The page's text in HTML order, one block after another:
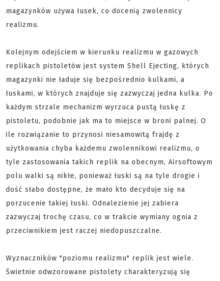
magazynków używa łusek, co docenią zwolennicy
realizmu.
Kolejnym odejściem w kierunku realizmu w gazowych
replikach pistoletów jest system Shell Ejecting, których
magazynki nie ładuje się bezpośrednio kulkami, a
łuskami, w których znajduje się zazwyczaj jedna kulka. Po
każdym strzale mechanizm wyrzuca pustą łuskę z
pistoletu, podobnie jak ma to miejsce w broni palnej. O
ile rozwiązanie to przynosi niesamowitą frajdę z
użytkowania chyba każdemu zwolennikowi realizmu, o
tyle zastosowania takich replik na obecnym, Airsoftowym
polu walki są nikłe, ponieważ łuski są na tyle drogie i
dość słabo dostępne, że mało kto decyduje się na
porzucenie takiej łuski. Odnalezienie jej zabiera
zazwyczaj trochę czasu, co w trakcie wymiany ognia z
przeciwnikiem jest raczej niedopuszczalne.
Wyznaczników "poziomu realizmu" replik jest wiele.
Świetnie odwzorowane pistolety charakteryzują się